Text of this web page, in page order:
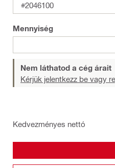
#2046100
Mennyiség
Nem láthatod a cég árait
Kérjük jelentkezz be vagy
Kedvezményes nettó